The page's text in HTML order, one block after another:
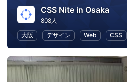
CSS Nite in Osaka
808人
大阪
デザイン Web CSS